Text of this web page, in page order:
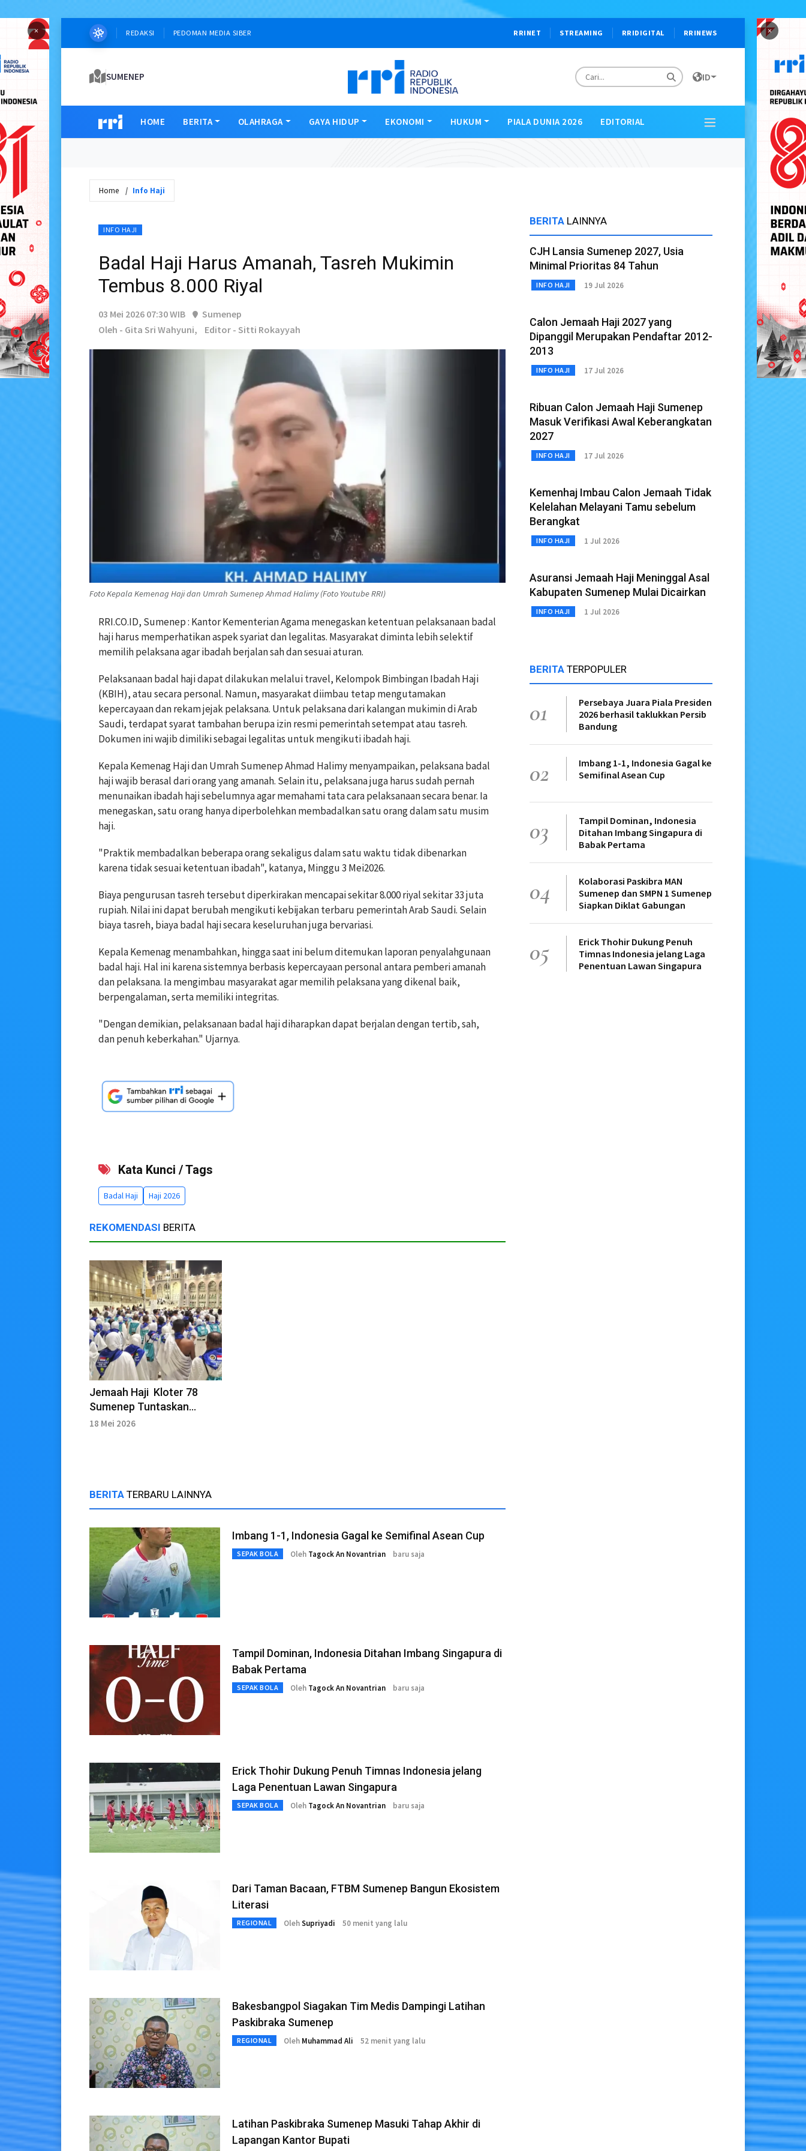
× ×
REDAKSI PEDOMAN MEDIA SIBER RRINET STREAMING RRIDIGITAL RRINEWS
SUMENEP ID
HOME BERITA OLAHRAGA GAYA HIDUP EKONOMI HUKUM PIALA DUNIA 2026 EDITORIAL
Home Info Haji
INFO HAJI
Badal Haji Harus Amanah, Tasreh Mukimin
Tembus 8.000 Riyal
03 Mei 2026 07:30 WIB
Sumenep
Oleh - Gita Sri Wahyuni,
Editor - Sitti Rokayyah
Foto Kepala Kemenag Haji dan Umrah Sumenep Ahmad Halimy (Foto Youtube RRI)
RRI.CO.ID, Sumenep : Kantor Kementerian Agama menegaskan ketentuan pelaksanaan badal
haji harus memperhatikan aspek syariat dan legalitas. Masyarakat diminta lebih selektif
memilih pelaksana agar ibadah berjalan sah dan sesuai aturan.
Pelaksanaan badal haji dapat dilakukan melalui travel, Kelompok Bimbingan Ibadah Haji
(KBIH), atau secara personal. Namun, masyarakat diimbau tetap mengutamakan
kepercayaan dan rekam jejak pelaksana. Untuk pelaksana dari kalangan mukimin di Arab
Saudi, terdapat syarat tambahan berupa izin resmi pemerintah setempat atau tasreh.
Dokumen ini wajib dimiliki sebagai legalitas untuk mengikuti ibadah haji.
Kepala Kemenag Haji dan Umrah Sumenep Ahmad Halimy menyampaikan, pelaksana badal
haji wajib berasal dari orang yang amanah. Selain itu, pelaksana juga harus sudah pernah
menunaikan ibadah haji sebelumnya agar memahami tata cara pelaksanaan secara benar. Ia
menegaskan, satu orang hanya diperbolehkan membadalkan satu orang dalam satu musim
haji.
"Praktik membadalkan beberapa orang sekaligus dalam satu waktu tidak dibenarkan
karena tidak sesuai ketentuan ibadah", katanya, Minggu 3 Mei2026.
Biaya pengurusan tasreh tersebut diperkirakan mencapai sekitar 8.000 riyal sekitar 33 juta
rupiah. Nilai ini dapat berubah mengikuti kebijakan terbaru pemerintah Arab Saudi. Selain
biaya tasreh, biaya badal haji secara keseluruhan juga bervariasi.
Kepala Kemenag menambahkan, hingga saat ini belum ditemukan laporan penyalahgunaan
badal haji. Hal ini karena sistemnya berbasis kepercayaan personal antara pemberi amanah
dan pelaksana. Ia mengimbau masyarakat agar memilih pelaksana yang dikenal baik,
berpengalaman, serta memiliki integritas.
"Dengan demikian, pelaksanaan badal haji diharapkan dapat berjalan dengan tertib, sah,
dan penuh keberkahan." Ujarnya.
Kata Kunci / Tags
Badal Haji Haji 2026
REKOMENDASI BERITA
Jemaah Haji Kloter 78
Sumenep Tuntaskan
Umroh Wajib
18 Mei 2026
BERITA TERBARU LAINNYA
Imbang 1-1, Indonesia Gagal ke Semifinal Asean Cup
SEPAK BOLA Oleh Tagock An Novantrian baru saja
Tampil Dominan, Indonesia Ditahan Imbang Singapura di
Babak Pertama
SEPAK BOLA Oleh Tagock An Novantrian baru saja
Erick Thohir Dukung Penuh Timnas Indonesia jelang
Laga Penentuan Lawan Singapura
SEPAK BOLA Oleh Tagock An Novantrian baru saja
Dari Taman Bacaan, FTBM Sumenep Bangun Ekosistem
Literasi
REGIONAL OlehSupriyadi 50 menit yang lalu
Bakesbangpol Siagakan Tim Medis Dampingi Latihan
Paskibraka Sumenep
REGIONAL Oleh Muhammad Ali 52 menit yang lalu
Latihan Paskibraka Sumenep Masuki Tahap Akhir di
Lapangan Kantor Bupati
BERITA LAINNYA
CJH Lansia Sumenep 2027, Usia
Minimal Prioritas 84 Tahun
INFO HAJI 19 Jul 2026
Calon Jemaah Haji 2027 yang
Dipanggil Merupakan Pendaftar 2012-
2013
INFO HAJI 17 Jul 2026
Ribuan Calon Jemaah Haji Sumenep
Masuk Verifikasi Awal Keberangkatan
2027
INFO HAJI 17 Jul 2026
Kemenhaj Imbau Calon Jemaah Tidak
Kelelahan Melayani Tamu sebelum
Berangkat
INFO HAJI 1 Jul 2026
Asuransi Jemaah Haji Meninggal Asal
Kabupaten Sumenep Mulai Dicairkan
INFO HAJI 1 Jul 2026
BERITA TERPOPULER
01
Persebaya Juara Piala Presiden
2026 berhasil taklukkan Persib
Bandung
02
Imbang 1-1, Indonesia Gagal ke
Semifinal Asean Cup
03
Tampil Dominan, Indonesia
Ditahan Imbang Singapura di
Babak Pertama
04
Kolaborasi Paskibra MAN
Sumenep dan SMPN 1 Sumenep
Siapkan Diklat Gabungan
05
Erick Thohir Dukung Penuh
Timnas Indonesia jelang Laga
Penentuan Lawan Singapura